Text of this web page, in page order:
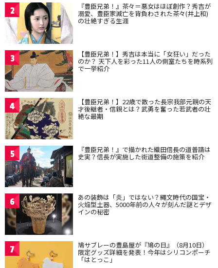
2 『豊臣兄弟！』茶々＝悪女はほぼ創作？秀吉が
溺愛、豊臣家滅亡を背負わされた茶々(井上和)
の壮絶すぎる生涯
3 【豊臣兄弟！】秀吉は本当に「女狂い」だった
のか？ 天下人を彩った11人の側室たちを時系列
で一挙紹介
4 【豊臣兄弟！】22歳で散った長宗我部元親の天
才後継者・信親とは？武勇を奮った若武者の壮
絶な最期
5 『豊臣兄弟！』で描かれた織田信長の道普請は
史実？信長が実施した街道整備の施策を紹介
6 あの装飾は「炎」ではない？縄文時代の国宝・
火焔型土器、5000年前の人々が刻んだ謎とデザ
インの秘密
7 鳩サブレーの豊島屋が『鳩の日』（8月10日）
限定グッズ詳細を発表！今年はシリコンポーチ
「はとっこ」